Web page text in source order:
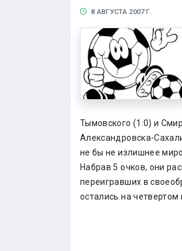
8 АВГУСТА 2007 Г.
Тымовского (1:0) и
Александровска-
не бы не излишнее
Набрав 5 очков, они
переигравших в
остались на четвертом